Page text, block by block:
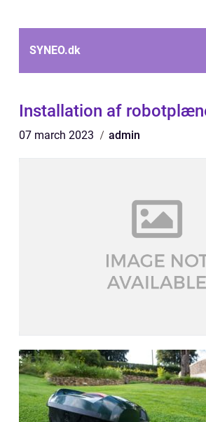
SYNEO.dk
Installation af
07 march 2023 admin